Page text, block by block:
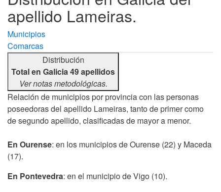
apellido Lameiras.
Municipios
Comarcas
Distribución
Total en Galicia 49 apellidos
Ver notas metodológicas.
Relación de municipios por provincia con las personas
poseedoras del apellido Lameiras, tanto de primer como
de segundo apellido, clasificadas de mayor a menor.
En Ourense: en los municipios de Ourense (22) y Maceda
(17).
En Pontevedra: en el municipio de Vigo (10).